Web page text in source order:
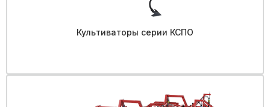
Культиваторы серии КСПО